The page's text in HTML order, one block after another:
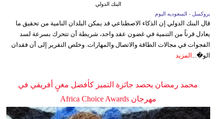
البنك الدولي
بروكسل - السعوديه اليوم
قال البنك الدولي إن الذكاء الاصطناعي قد يمكن البلدان النامية من تحقيق ما
يعادل قرناً من التنمية في غضون عقد واحد، شريطة أن تتحرك بسرعة لسد
الفجوات في مجالات الطاقة والاتصال والمهارات. وخلص التقرير إلى أن فقدان
الو�...
المزيد
محمد رمضان يحصد جائزة التميز كأفضل مغنٍ أفريقي في
مهرجان Africa Choice Awards